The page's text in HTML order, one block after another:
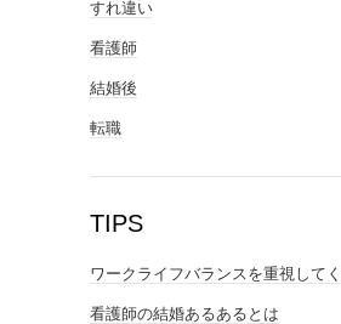
すれ違い
看護師
結婚後
転職
TIPS
ワークライフバランスを重視して
看護師の結婚あるあるとは